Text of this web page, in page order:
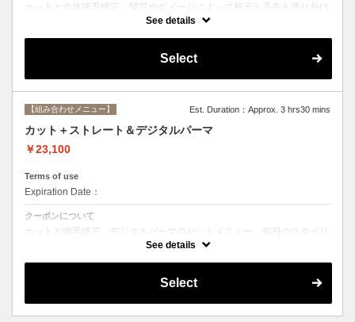
カットと全体縮毛矯正。髪質やダメージによって根元と毛先を塗り分け
ます。シャンプー、ブロー込み。必要に応じて前処理トリートメント無
See details
Select
【組み合わせメニュー】 Est. Duration：Approx. 3 hrs30 mins
カット＋ストレート＆デジタルパーマ
￥23,100
Terms of use
Expiration Date：
クーポンについて
カットと縮毛矯正、デジタルパーマのセットメニュー。毎日のスタイリ
ングを楽にしたい方にオススメ☆ シャンプー、ブロー込み。ロング料
See details
Select